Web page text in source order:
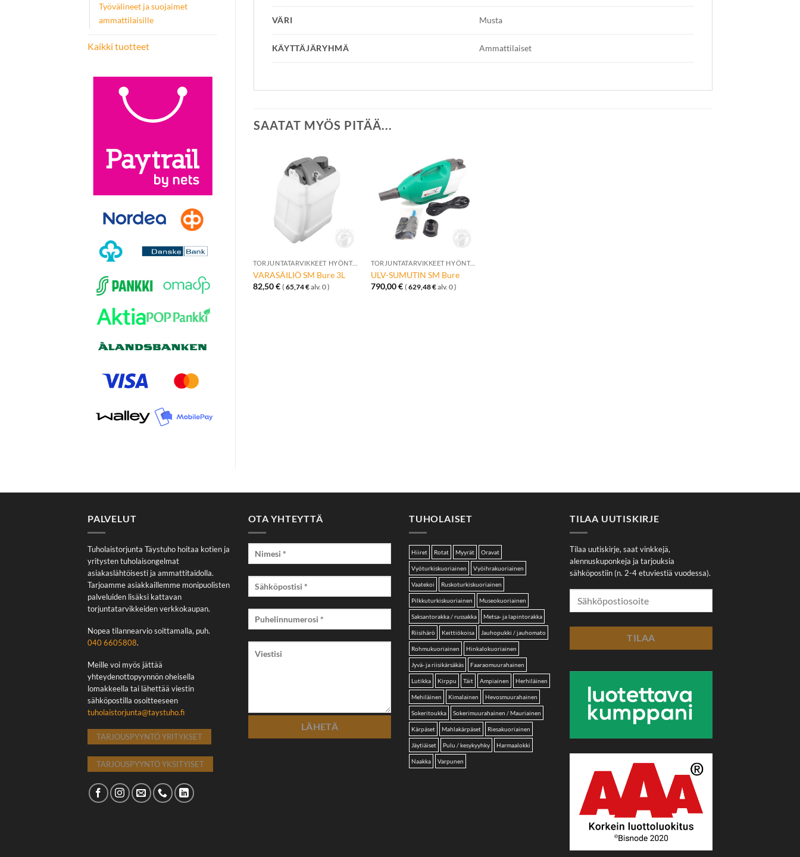
Työvälineet ja suojaimet
ammattilaisille
Kaikki tuotteet
VÄRI Musta
KÄYTTÄJÄRYHMÄ Ammattilaiset
SAATAT MYÖS PITÄÄ...
Lisää
TORJUNTATARVIKKEET HYÖNTEISILLE
VARASÄILIÖ SM Bure 3L
82,50€ (65,74€alv. 0 )
Lisää
toivelistalle
TORJUNTATARVIKKEET HYÖNTEISILLE
ULV-SUMUTIN SM Bure
790,00€ (629,48€alv. 0 )
PALVELUT
Tuholaistorjunta Täystuho hoitaa kotien ja
yritysten tuholaisongelmat
asiakaslähtöisesti ja ammattitaidolla.
Tarjoamme asiakkaillemme monipuolisten
palveluiden lisäksi kattavan
torjuntatarvikkeiden verkkokaupan.
Nopea tilannearvio soittamalla, puh.
040 6605808.
Meille voi myös jättää
yhteydenottopyynnön oheisella
lomakkeella tai lähettää viestin
sähköpostilla osoitteeseen
tuholaistorjunta@taystuho.fi
TARJOUSPYYNTÖ YRITYKSET
TARJOUSPYYNTÖ YKSITYISET
OTA YHTEYTTÄ TUHOLAISET
Hiiret Rotat Myyrät Oravat
Vyöturkiskuoriainen Vyöihrakuoriainen
Vaatekoi Ruskoturkiskuoriainen
Pilkkuturkiskuoriainen Museokuoriainen
Saksantorakka / russakka Metsa- ja lapintorakka
Riisihärö Keittiökoisa Jauhopukki / jauhomato
Rohmukuoriainen Hinkalokuoriainen
Jyvä- ja riisikärsäkäs Faaraomuurahainen
Lutikka Kirppu Täit Ampiainen Herhiläinen
Mehiläinen Kimalainen Hevosmuurahainen
Sokeritoukka Sokerimuurahainen / Mauriainen
Kärpäset Mahlakärpäset Riesakuoriainen
Jäytiäiset Pulu / kesykyyhky Harmaalokki
Naakka Varpunen
TILAA UUTISKIRJE
Tilaa uutiskirje, saat vinkkejä,
alennuskuponkeja ja tarjouksia
sähköpostiin (n. 2-4 etuviestiä vuodessa).